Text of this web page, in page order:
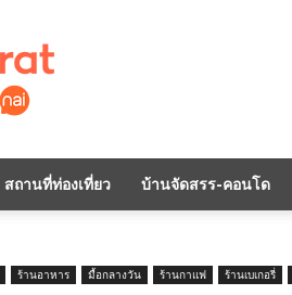
สถานที่ท่องเที่ยว บ้านจัดสรร-คอนโด
ร้านอาหาร มื้อกลางวัน ร้านกาแฟ ร้านเบเกอรี่